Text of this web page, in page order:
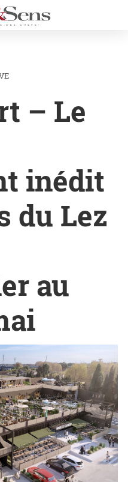
– Le
inédit
du Lez
au